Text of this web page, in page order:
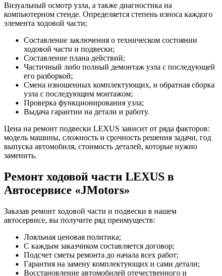
Визуальный осмотр узла, а также диагностика на
компьютерном стенде. Определяется степень износа каждого
элемента ходовой части;
Составление заключения о техническом состоянии
ходовой части и подвески;
Составление плана действий;
Частичный либо полный демонтаж узла с последующей
его разборкой;
Смена изношенных комплектующих, и обратная сборка
узла с последующим монтажом;
Проверка функционирования узла;
Выдача гарантии на детали и работу.
Цена на ремонт подвески LEXUS зависит от ряда факторов:
модель машины, сложность и срочность решения задачи, год
выпуска автомобиля, стоимость деталей, которые нужно
заменить.
Ремонт ходовой части LEXUS в
Автосервисе «JMotors»
Заказав ремонт ходовой части и подвески в нашем
автосервисе, вы получите ряд преимуществ:
Лояльная ценовая политика;
С каждым заказчиком составляется договор;
Подсчет сметы ремонта до начала всех работ;
Гарантия на замену комплектующих и сами детали;
Восстановление автомобилей отечественного и